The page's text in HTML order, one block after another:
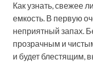
Как узнать, свежее
емкость. В первую
неприятный запах.
прозрачным и
и будет блестящим,